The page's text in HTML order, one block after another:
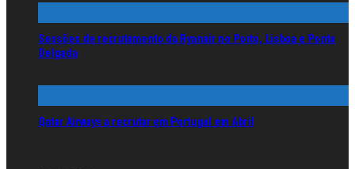
Sessões de recrutamento da Ryanair no Porto, Lisboa e Ponta
Delgada
Qatar Airways a recrutar em Portugal em Abril